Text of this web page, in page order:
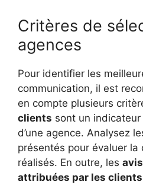
Critères de
agences
Pour identifier les
communication, il est
en compte plusieurs
clients sont un indicateur
d’une agence. Analysez
présentés pour évaluer
réalisés. En outre, les avis
attribuées par les clients